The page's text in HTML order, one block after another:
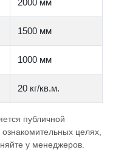
2000 мм
1500 мм
1000 мм
20 кг/кв.м.
публичной
целях,
у менеджеров.